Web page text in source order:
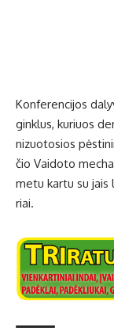
Kon­fe­ren­ci­jos
gin­klus, ku­riuos
ni­zuo­to­sios
čio Vai­do­to
me­tu kar­tu su jais
riai.